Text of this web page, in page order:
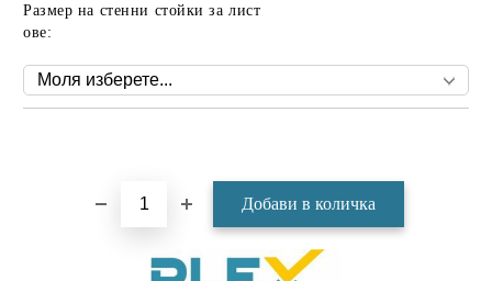
Размер на стенни стойки за лист
ове: